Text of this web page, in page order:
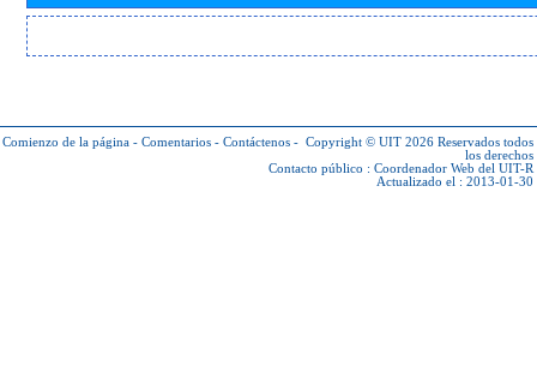
Comienzo de la página - Comentarios - Contáctenos - Copyright © UIT 2026 Reservados todos
los derechos
Contacto público : Coordenador Web del UIT-R
Actualizado el : 2013-01-30